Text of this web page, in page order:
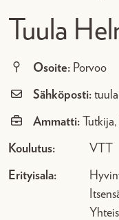
Tuula
Osoite: Porvoo
Sähköposti:
Ammatti:
Koulutus: VTT
Erityisala: